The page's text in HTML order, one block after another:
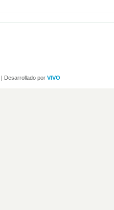
| Desarrollado por VIVO